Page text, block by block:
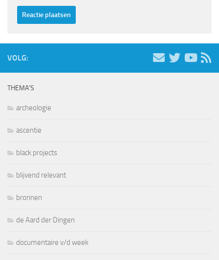
VOLG:
THEMA’S
archeologie
ascentie
black projects
blijvend relevant
bronnen
de Aard der Dingen
documentaire v/d week